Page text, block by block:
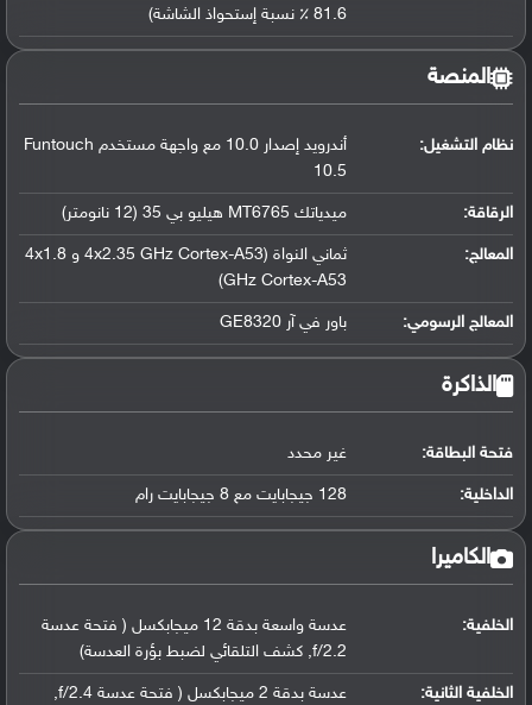
81.6 ٪ نسبة إستحواذ الشاشة)
المنصة
نظام التشغيل:
أندرويد إصدار 10.0 مع واجهة مستخدم Funtouch
10.5
الرقاقة: ميدياتك MT6765 هيليو بي 35 (12 نانومتر)
المعالج:
ثماني النواة (4x2.35 GHz Cortex-A53 و 4x1.8
GHz Cortex-A53)
المعالج الرسومي: باور في آر GE8320
الذاكرة
فتحة البطاقة: غير محدد
الداخلية: 128 جيجابايت مع 8 جيجابايت رام
الكاميرا
الخلفية:
عدسة واسعة بدقة 12 ميجابكسل ( فتحة عدسة
f/2.2, كشف التلقائي لضبط بؤرة العدسة)
الخلفية الثانية:
عدسة بدقة 2 ميجابكسل ( فتحة عدسة f/2.4,